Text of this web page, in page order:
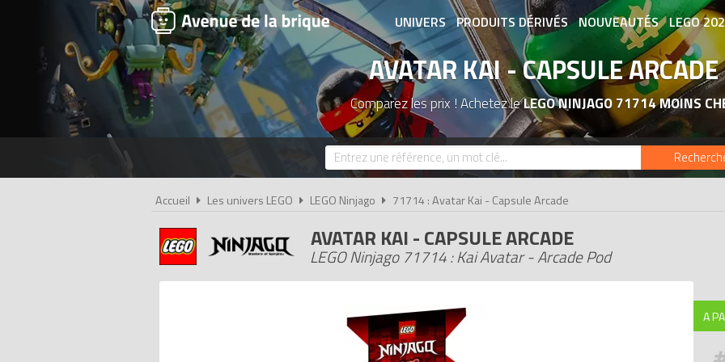
UNIVERS PRODUITS DÉRIVÉS NOUVEAUTÉS LEGO
ASSOCIATIONS DE FANS
AVATAR KAI - CAPSULE ARCADE
Comparez les prix ! Achetez leLEGO NINJAGO 71714 MOINS
Accueil Les univers LEGO LEGO Ninjago 71714 : Avatar Kai - Capsule Arcade
AVATAR KAI - CAPSULE ARCADE
LEGO Ninjago 71714 : Kai Avatar - Arcade Pod
A